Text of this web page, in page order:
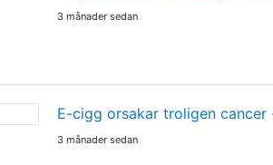
3 månader sedan
E-cigg orsakar troligen cancer
3 månader sedan